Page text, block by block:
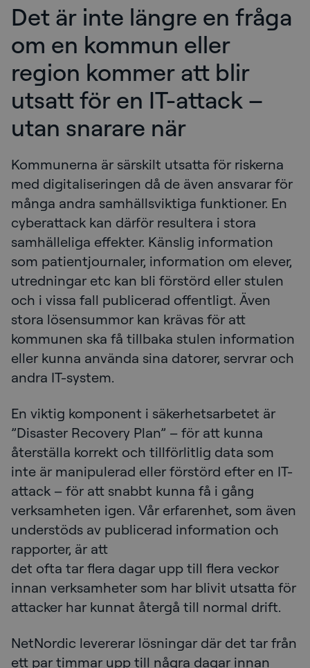
Det är inte längre en fråga
om en kommun eller
region kommer att blir
utsatt för en IT-attack –
utan snarare när
Kommunerna är särskilt utsatta för riskerna
med digitaliseringen då de även ansvarar för
många andra samhällsviktiga funktioner. En
cyberattack kan därför resultera i stora
samhälleliga effekter. Känslig information
som patientjournaler, information om elever,
utredningar etc kan bli förstörd eller stulen
och i vissa fall publicerad offentligt. Även
stora lösensummor kan krävas för att
kommunen ska få tillbaka stulen information
eller kunna använda sina datorer, servrar och
andra IT-system.
En viktig komponent i säkerhetsarbetet är
”Disaster Recovery Plan” – för att kunna
återställa korrekt och tillförlitlig data som
inte är manipulerad eller förstörd efter en IT-
attack – för att snabbt kunna få i gång
verksamheten igen. Vår erfarenhet, som även
understöds av publicerad information och
rapporter, är att
det ofta tar flera dagar upp till flera veckor
innan verksamheter som har blivit utsatta för
attacker har kunnat återgå till normal drift.
NetNordic levererar lösningar där det tar från
ett par timmar upp till några dagar innan